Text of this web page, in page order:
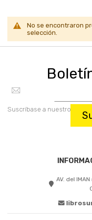
No se encontraron
selección.
Suscríbase a nuestro boletín:
AV. del